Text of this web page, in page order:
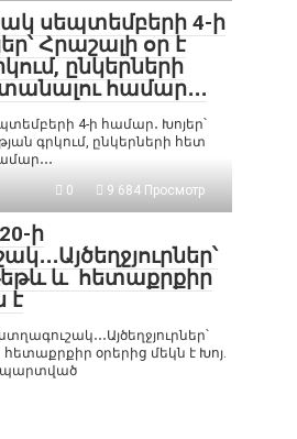
սեպտեմբերի 4-ի
Հրաշալի օր է
ընկերների
համար․․․
4-ի համար․ Խոյեր՝
գրկում, ընկերների հետ
0 9 684 Просмотр
ի
և հետաքրքիր
է
օրերից մեկն է Խոյ.